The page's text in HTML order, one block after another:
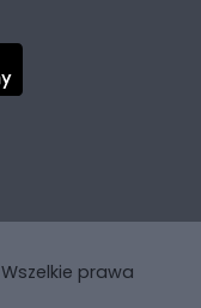
Wszelkie prawa